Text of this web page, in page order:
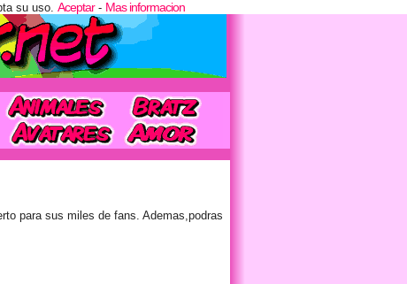
para sus miles de fans. Ademas,podras
su uso. Aceptar- Mas informacion